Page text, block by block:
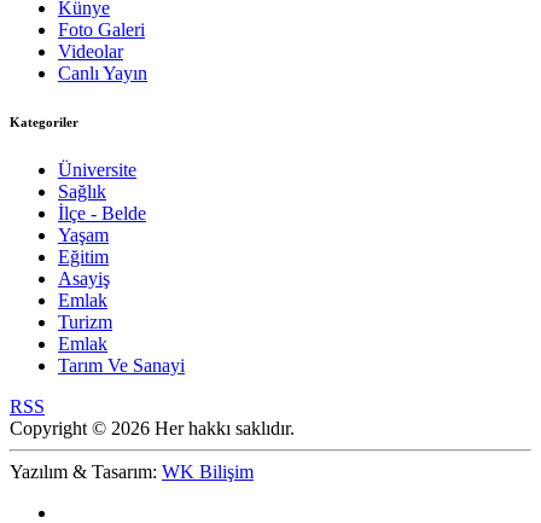
Künye
Foto Galeri
Videolar
Canlı Yayın
Kategoriler
Üniversite
Sağlık
İlçe - Belde
Yaşam
Eğitim
Asayiş
Emlak
Turizm
Emlak
Tarım Ve Sanayi
RSS
Copyright © 2026 Her hakkı saklıdır.
Yazılım & Tasarım: WK Bilişim